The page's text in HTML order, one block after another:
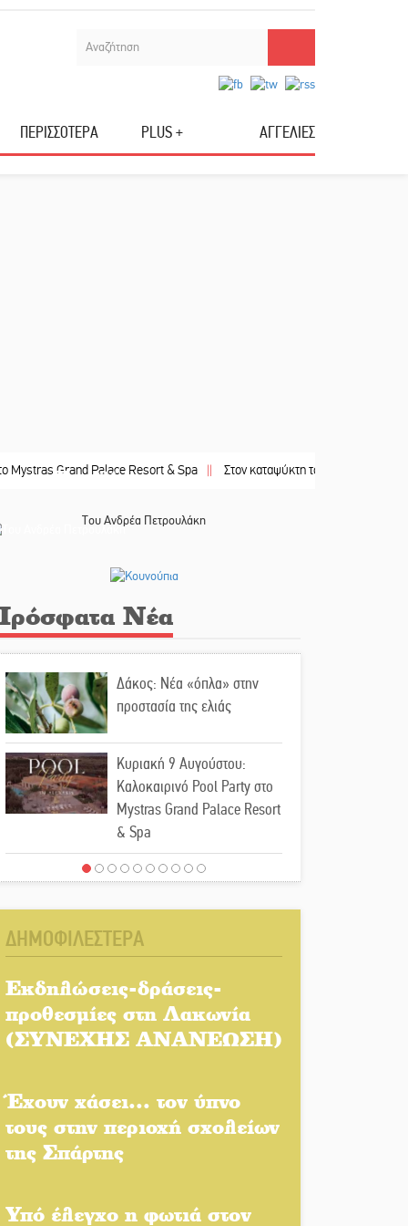
ΠΕΡΙΣΣΟΤΕΡΑ PLUS + ΑΓΓΕΛΙΕΣ
Grand Palace Resort & Spa || Στον καταψύκτη του Μυστρά για το «ζεστό»
Το κλίκ της ημέρας
Του Ανδρέα Πετρουλάκη
Νέα
Δάκος: Νέα «όπλα» στην
προστασία της ελιάς
Κυριακή 9 Αυγούστου:
Καλοκαιρινό Pool Party στο
Mystras Grand Palace Resort
& Spa
Στον καταψύκτη του Μυστρά
Ο καρχαρίας από την εποχή
του Σαίξπηρ που αψηφά τον
χρόνο
Στη φάκα της Ασφάλειας
Δεν χαλαρώνει η επιφυλακή
για φωτιές στη Λακωνία
Κατεβαίνει ο γενικός
ΔΗΜΟΦΙΛΕΣΤΕΡΑ
Εκδηλώσεις-δράσεις-
προθεσμίες στη Λακωνία
(ΣΥΝΕΧΗΣ ΑΝΑΝΕΩΣΗ)
Έχουν χάσει... τον ύπνο
τους στην περιοχή σχολείων
της Σπάρτης
Υπό έλεγχο η φωτιά στον